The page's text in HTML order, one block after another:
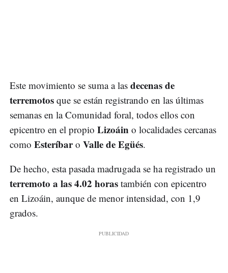
Este movimiento se suma a las decenas de
terremotos que se están registrando en las últimas
semanas en la Comunidad foral, todos ellos con
epicentro en el propio Lizoáin o localidades cercanas
como Esteríbaro Valle de Egüés.
De hecho, esta pasada madrugada se ha registrado un
terremoto a las 4.02 horas también con epicentro
en Lizoáin, aunque de menor intensidad, con 1,9
grados.